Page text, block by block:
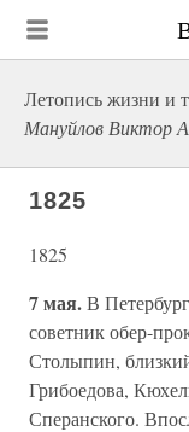
Летопись жизни и
Мануйлов Виктор
1825
1825
7 мая.В
советник обер-
Столыпин,
Грибоедова,
Сперанского.